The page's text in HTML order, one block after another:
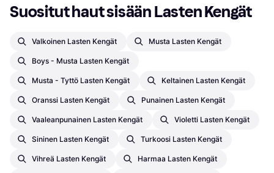
Suositut haut sisään Lasten Kengät
Valkoinen Lasten Kengät Musta Lasten Kengät
Boys - Musta Lasten Kengät
Musta - Tyttö Lasten Kengät Keltainen Lasten Kengät
Oranssi Lasten Kengät Punainen Lasten Kengät
Vaaleanpunainen Lasten Kengät Violetti Lasten Kengät
Sininen Lasten Kengät Turkoosi Lasten Kengät
Vihreä Lasten Kengät Harmaa Lasten Kengät